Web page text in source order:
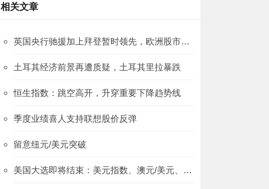
相关文章
英国央行驰援加上拜登暂时领先，欧洲股市有望高开
土耳其经济前景再遭质疑，土耳其里拉暴跌
恒生指数：跳空高开，升穿重要下降趋势线
季度业绩喜人支持联想股价反弹
留意纽元/美元突破
美国大选即将结束：美元指数、澳元/美元、欧元/英镑